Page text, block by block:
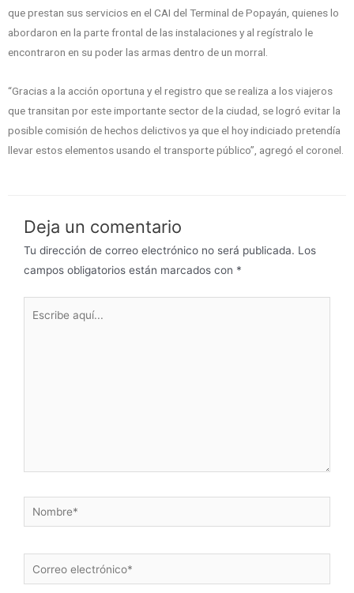
que prestan sus servicios en el CAI del Terminal de Popayán, quienes lo
abordaron en la parte frontal de las instalaciones y al regístralo le
encontraron en su poder las armas dentro de un morral.
“Gracias a la acción oportuna y el registro que se realiza a los viajeros
que transitan por este importante sector de la ciudad, se logró evitar la
posible comisión de hechos delictivos ya que el hoy indiciado pretendía
llevar estos elementos usando el transporte público”, agregó el coronel.
Deja un comentario
Tu dirección de correo electrónico no será publicada. Los
campos obligatorios están marcados con *